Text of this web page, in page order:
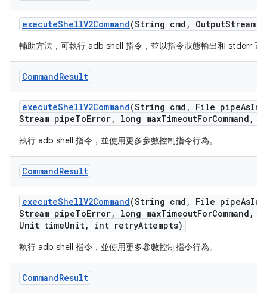
executeShellV2Command(String cmd , OutputStream
輔助方法，可執行 adb shell 指令，並以指令狀態輸出和 stderr 正
CommandResult
executeShellV2Command(String cmd , File pipeAs
Stream pipeToError, long maxTimeoutForCommand ,
執行 adb shell 指令，並使用更多參數控制指令行為。
CommandResult
executeShellV2Command(String cmd , File pipeAs
Stream pipeToError, long maxTimeoutForCommand ,
Unit timeUnit, int retryAttempts)
執行 adb shell 指令，並使用更多參數控制指令行為。
CommandResult